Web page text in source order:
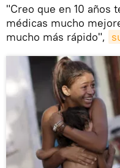
"Creo que en 10 años
médicas mucho
mucho más rápido",